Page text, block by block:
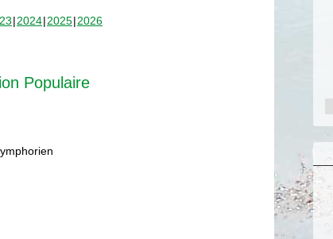
2024 2025 2026
Populaire